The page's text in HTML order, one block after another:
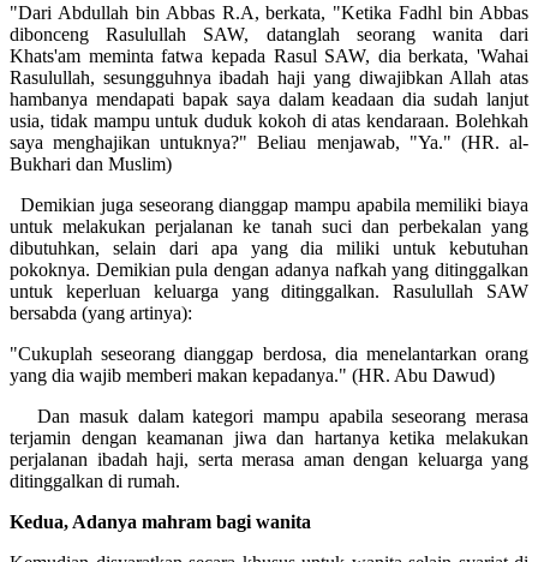
"Dari Abdullah bin Abbas R.A, berkata, "Ketika Fadhl bin Abbas
dibonceng Rasulullah SAW, datanglah seorang wanita dari
Khats'am meminta fatwa kepada Rasul SAW, dia berkata, 'Wahai
Rasulullah, sesungguhnya ibadah haji yang diwajibkan Allah atas
hambanya mendapati bapak saya dalam keadaan dia sudah lanjut
usia, tidak mampu untuk duduk kokoh di atas kendaraan. Bolehkah
saya menghajikan untuknya?" Beliau menjawab, "Ya." (HR. al-
Bukhari dan Muslim)
Demikian juga seseorang dianggap mampu apabila memiliki biaya
untuk melakukan perjalanan ke tanah suci dan perbekalan yang
dibutuhkan, selain dari apa yang dia miliki untuk kebutuhan
pokoknya. Demikian pula dengan adanya nafkah yang ditinggalkan
untuk keperluan keluarga yang ditinggalkan. Rasulullah SAW
bersabda (yang artinya):
"Cukuplah seseorang dianggap berdosa, dia menelantarkan orang
yang dia wajib memberi makan kepadanya." (HR. Abu Dawud)
Dan masuk dalam kategori mampu apabila seseorang merasa
terjamin dengan keamanan jiwa dan hartanya ketika melakukan
perjalanan ibadah haji, serta merasa aman dengan keluarga yang
ditinggalkan di rumah.
Kedua, Adanya mahram bagi wanita